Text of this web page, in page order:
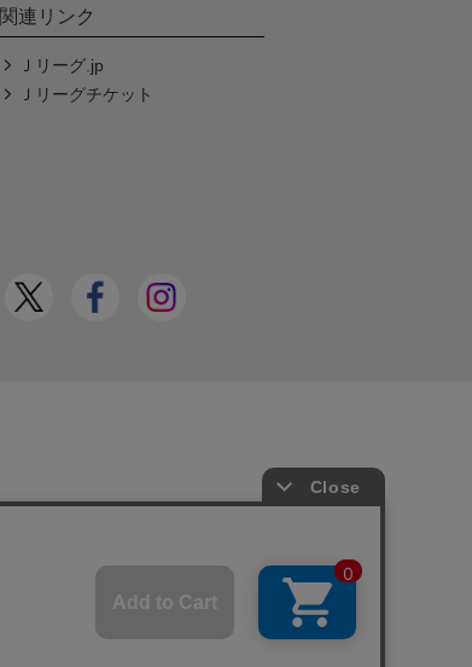
関連リンク
Ｊリーグ.jp
Ｊリーグチケット